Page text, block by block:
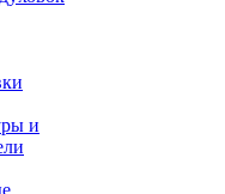
и